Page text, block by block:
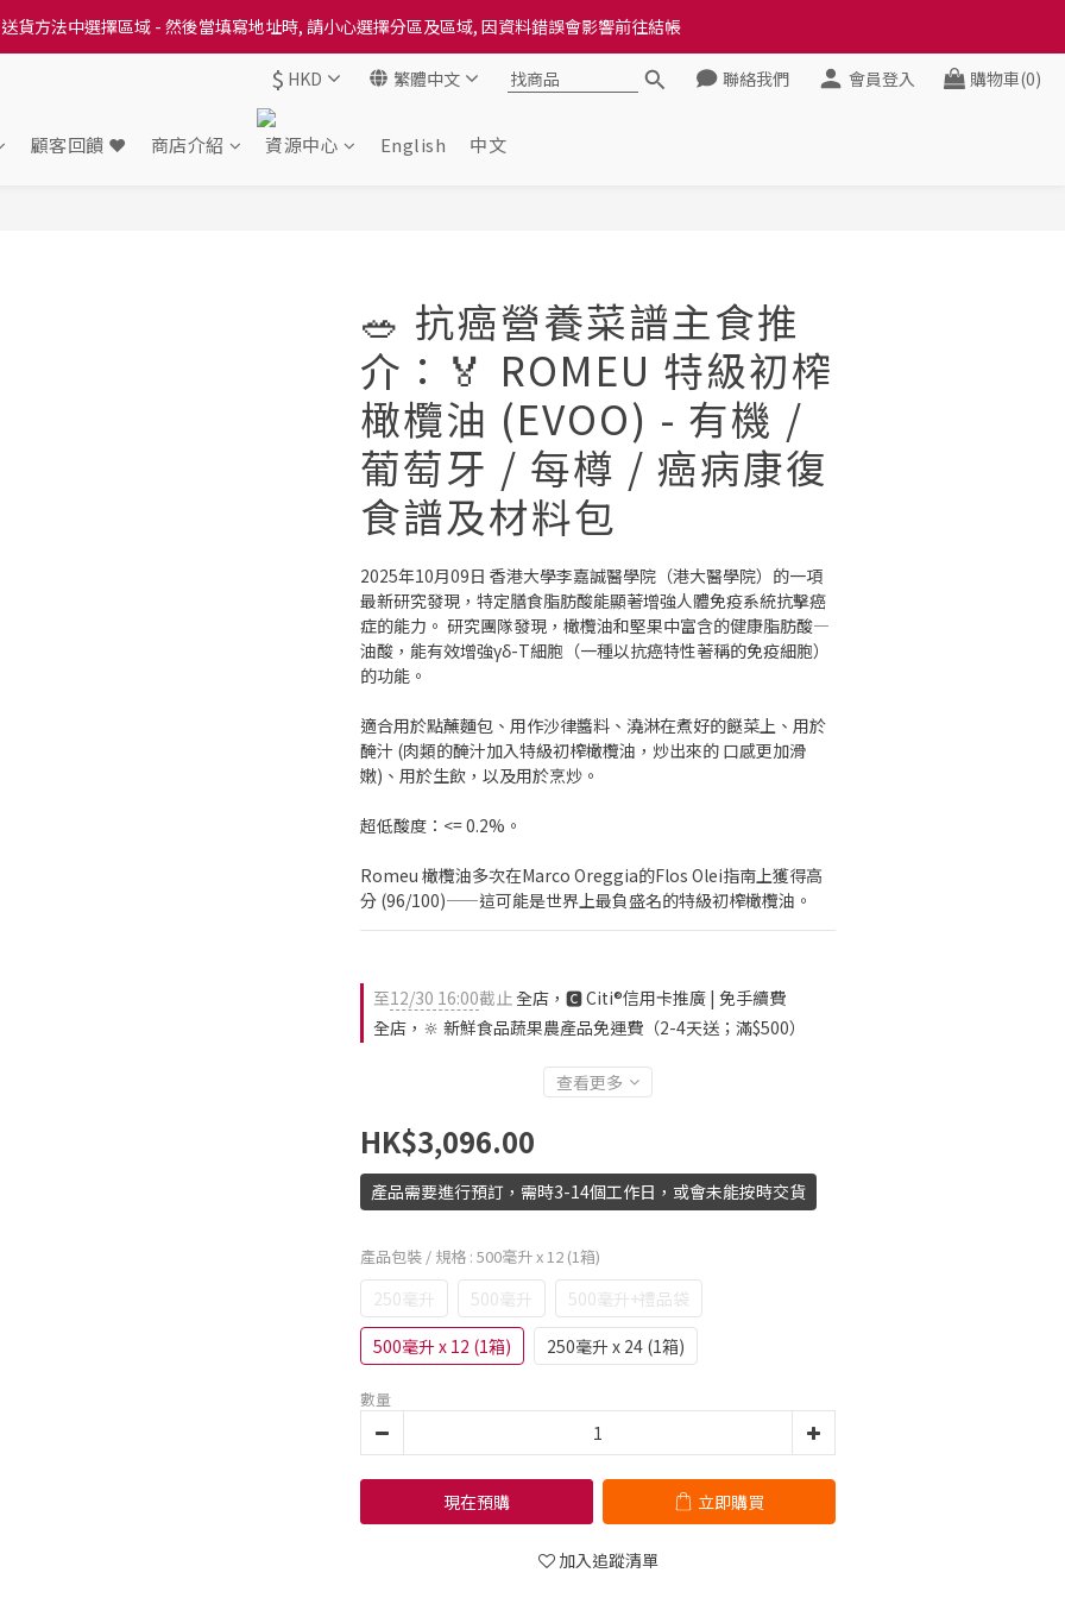
貨方法中選擇區域 - 然後當填寫地址時, 請小心選擇分區及區域, 因資料錯誤會影響前往結帳
貨方法中選擇區域 - 然後當填寫地址時, 請小心選擇分區及區域, 因資料錯誤會影響前往結帳
本地培育田香雞、金棠雞、粵皇鷄及平原雞等，想食靚雞就要嚟《餸您健康》
貨方法中選擇區域 - 然後當填寫地址時, 請小心選擇分區及區域, 因資料錯誤會影響前往結帳
$ HKD 繁體中文 聯絡我們 會員登入 購物車(0)
顧客回饋 ❤️ 商店介紹 資源中心 English 中文
🥗 抗癌營養菜譜主食推
介：🏅 ROMEU 特級初榨
橄欖油 (EVOO) - 有機 /
葡萄牙 / 每樽 / 癌病康復
食譜及材料包
2025年10月09日 香港大學李嘉誠醫學院（港大醫學院）的一項
最新研究發現，特定膳食脂肪酸能顯著增強人體免疫系統抗擊癌
症的能力。 研究團隊發現，橄欖油和堅果中富含的健康脂肪酸—
油酸，能有效增強γδ-T細胞（一種以抗癌特性著稱的免疫細胞）
的功能。
適合用於點蘸麵包、用作沙律醬料、澆淋在煮好的餸菜上、用於
醃汁 (肉類的醃汁加入特級初榨橄欖油，炒出來的 口感更加滑
嫩)、用於生飲，以及用於烹炒。
超低酸度：<= 0.2%。
Romeu 橄欖油多次在Marco Oreggia的Flos Olei指南上獲得高
分 (96/100)——這可能是世界上最負盛名的特級初榨橄欖油。
至12/30 16:00截止全店，🅲 Citi®信用卡推廣 | 免手續費
全店，🔆 新鮮食品蔬果農產品免運費（2-4天送；滿$500）
查看更多
HK$3,096.00
產品需要進行預訂，需時3-14個工作日，或會未能按時交貨
產品包裝 / 規格 : 500毫升 x 12 (1箱)
250毫升 500毫升
500毫升+禮品袋
500毫升 x 12 (1箱)
250毫升 x 24 (1箱)
數量
現在預購 立即購買
加入追蹤清單